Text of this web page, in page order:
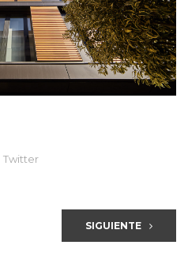
Twitter
SIGUIENTE